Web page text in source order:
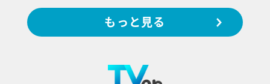
もっと見る